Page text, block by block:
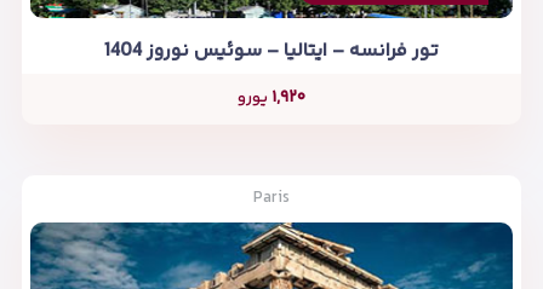
تور فرانسه – ایتالیا – سوئیس نوروز 1404
۱,۹۲۰ یورو
Paris